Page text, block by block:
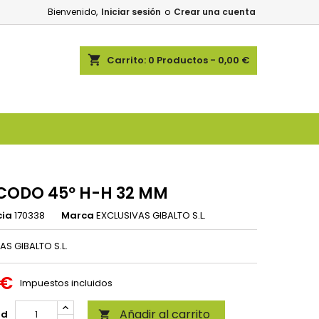
Bienvenido, Iniciar sesión o Crear una cuenta
shopping_cart Carrito: 0 Productos - 0,00 €
45º H-H 32 MM
170338 Marca EXCLUSIVAS GIBALTO S.L.
GIBALTO S.L.
Impuestos incluidos
 Añadir al carrito